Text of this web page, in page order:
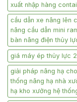
xuất nhập hàng
cầu dẫn xe nâng lên
nâng cầu dẫn mini
bàn nâng điện thủy
giá máy ép thủy lực
giải pháp nâng hạ
thống nâng hạ nhà
hạ kho xưởng hệ